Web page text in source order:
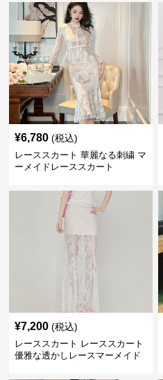
¥6,780 (税込)
レーススカート 華麗なる刺繍 マ
ーメイドレーススカート
¥7,200 (税込)
レーススカート レーススカート
優雅な透かしレースマーメイド